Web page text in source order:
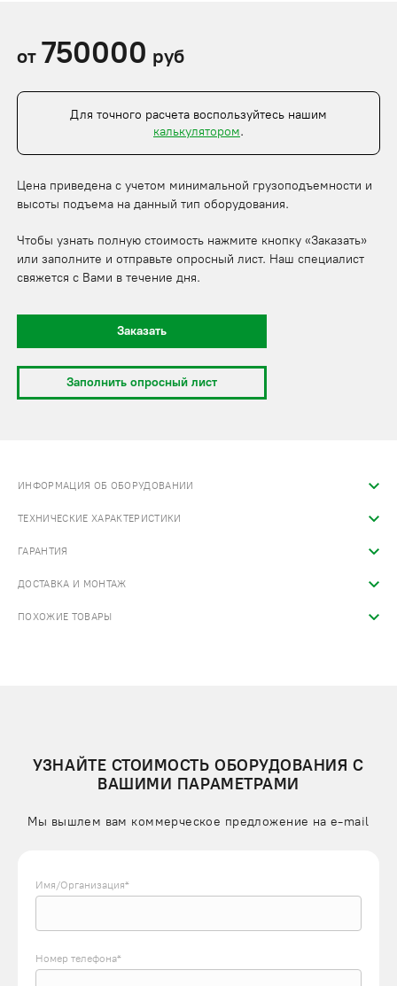
от 750000 руб
Для точного расчета воспользуйтесь нашим
калькулятором.
Цена приведена с учетом минимальной грузоподъемности и
высоты подъема на данный тип оборудования.
Чтобы узнать полную стоимость нажмите кнопку «Заказать»
или заполните и отправьте опросный лист. Наш специалист
свяжется с Вами в течение дня.
Заказать
Заполнить опросный лист
ИНФОРМАЦИЯ ОБ ОБОРУДОВАНИИ
ТЕХНИЧЕСКИЕ ХАРАКТЕРИСТИКИ
ГАРАНТИЯ
ДОСТАВКА И МОНТАЖ
ПОХОЖИЕ ТОВАРЫ
УЗНАЙТЕ СТОИМОСТЬ ОБОРУДОВАНИЯ С
ВАШИМИ ПАРАМЕТРАМИ
Мы вышлем вам коммерческое предложение на e-mail
Имя/Организация*
Номер телефона*